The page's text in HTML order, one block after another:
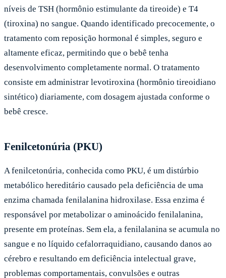
níveis de TSH (hormônio estimulante da tireoide) e T4
(tiroxina) no sangue. Quando identificado precocemente, o
tratamento com reposição hormonal é simples, seguro e
altamente eficaz, permitindo que o bebê tenha
desenvolvimento completamente normal. O tratamento
consiste em administrar levotiroxina (hormônio tireoidiano
sintético) diariamente, com dosagem ajustada conforme o
bebê cresce.
Fenilcetonúria (PKU)
A fenilcetonúria, conhecida como PKU, é um distúrbio
metabólico hereditário causado pela deficiência de uma
enzima chamada fenilalanina hidroxilase. Essa enzima é
responsável por metabolizar o aminoácido fenilalanina,
presente em proteínas. Sem ela, a fenilalanina se acumula no
sangue e no líquido cefalorraquidiano, causando danos ao
cérebro e resultando em deficiência intelectual grave,
problemas comportamentais, convulsões e outras